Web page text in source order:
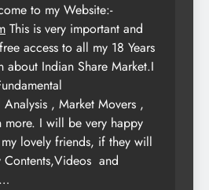
to my Website:-
This is very important and
access to all my 18 Years
about Indian Share Market.I
Analysis , Market Movers ,
more. I will be very happy
lovely friends, if they will
Contents,Videos and